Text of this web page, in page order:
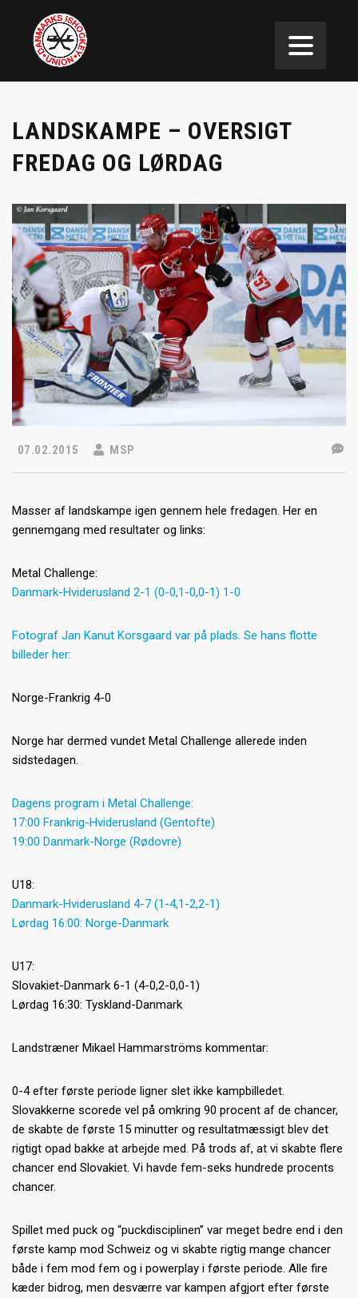
LANDSKAMPE – OVERSIGT
FREDAG OG LØRDAG
07.02.2015 MSP
Masser af landskampe igen gennem hele fredagen. Her en
gennemgang med resultater og links:
Metal Challenge:
Danmark-Hviderusland 2-1 (0-0,1-0,0-1) 1-0
Fotograf Jan Kanut Korsgaard var på plads. Se hans flotte
billeder her:
Norge-Frankrig 4-0
Norge har dermed vundet Metal Challenge allerede inden
sidstedagen.
Dagens program i Metal Challenge:
17:00 Frankrig-Hviderusland (Gentofte)
19:00 Danmark-Norge (Rødovre)
U18:
Danmark-Hviderusland 4-7 (1-4,1-2,2-1)
Lørdag 16:00: Norge-Danmark
U17:
Slovakiet-Danmark 6-1 (4-0,2-0,0-1)
Lørdag 16:30: Tyskland-Danmark
Landstræner Mikael Hammarströms kommentar:
0-4 efter første periode ligner slet ikke kampbilledet.
Slovakkerne scorede vel på omkring 90 procent af de chancer,
de skabte de første 15 minutter og resultatmæssigt blev det
rigtigt opad bakke at arbejde med. På trods af, at vi skabte flere
chancer end Slovakiet. Vi havde fem-seks hundrede procents
chancer.
Spillet med puck og “puckdisciplinen” var meget bedre end i den
første kamp mod Schweiz og vi skabte rigtig mange chancer
både i fem mod fem og i powerplay i første periode. Alle fire
kæder bidrog, men desværre var kampen afgjort efter første